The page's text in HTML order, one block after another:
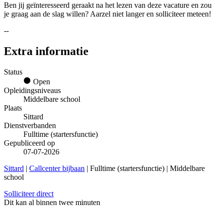
Ben jij geïnteresseerd geraakt na het lezen van deze vacature en zou
je graag aan de slag willen? Aarzel niet langer en solliciteer meteen!
--
Extra informatie
Status
Open
Opleidingsniveaus
Middelbare school
Plaats
Sittard
Dienstverbanden
Fulltime (startersfunctie)
Gepubliceerd op
07-07-2026
Sittard | Callcenter bijbaan | Fulltime (startersfunctie) | Middelbare
school
Solliciteer direct
Dit kan al binnen twee minuten